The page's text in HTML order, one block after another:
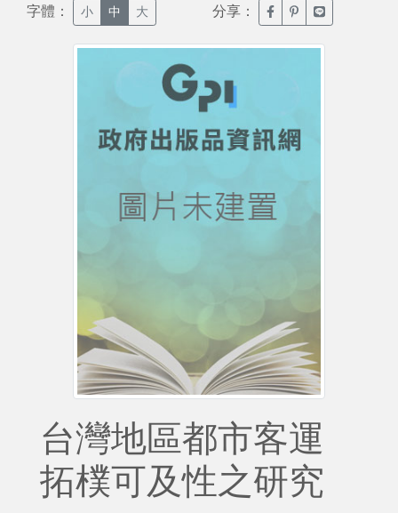
字體： 小 中 大 分享： 臉書分享(另開新視窗)
噗浪分享(另開新
Line分享(另
台灣地區都市客運
拓樸可及性之研究